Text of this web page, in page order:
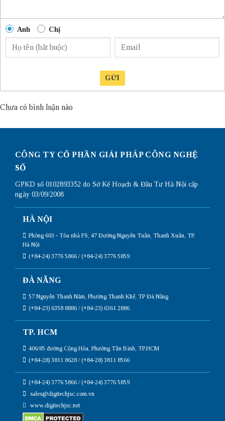
Anh Chị
GỬI
Chưa có bình luận nào
CÔNG TY CỔ PHẦN GIẢI PHÁP CÔNG NGHỆ
SỐ
GPKD số 0102893352 do Sở Kế Hoạch & Đầu Tư Hà Nội cấp
ngày 03/09/2008
HÀ NỘI
Phòng 603 - Tòa nhà FS, 47 Đường Nguyễn Tuân, Thanh Xuân, TP.
Hà Nội
(+84-24) 3776 5866 / (+84-24) 3776 5859
ĐÀ NẴNG
57 Nguyễn Thanh Năm, Phường Thanh Khê, TP Đà Nẵng
(+84-23) 6358 8886 / (+84-23) 6361 2886
TP. HCM
406/85 đường Cộng Hòa, Phường Tân Bình, TP.HCM
(+84-28) 3811 8628 / (+84-28) 3811 8566
(+84-24) 3776 5866 / (+84-24) 3776 5859
sales@digitechjsc.com.vn
www.digitechjsc.net